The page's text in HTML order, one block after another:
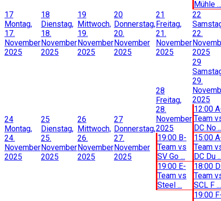
Mühle ...
17
Montag,
17.
November
2025
18
Dienstag,
18.
November
2025
19
Mittwoch,
19.
November
2025
20
Donnerstag,
20.
November
2025
21
Freitag,
21.
November
2025
22
22.
2025
24
Montag,
24.
November
2025
25
Dienstag,
25.
November
2025
26
Mittwoch,
26.
November
2025
27
Donnerstag,
27.
November
2025
28
Freitag,
28.
November
2025
19:00 B-
Team vs
SV Go ...
19:00 E-
Team vs
Steel ...
29
29.
2025
12:00
Team
DC No
15:00
Team
DC Du
18:00
Team
SCL F ...
19:00